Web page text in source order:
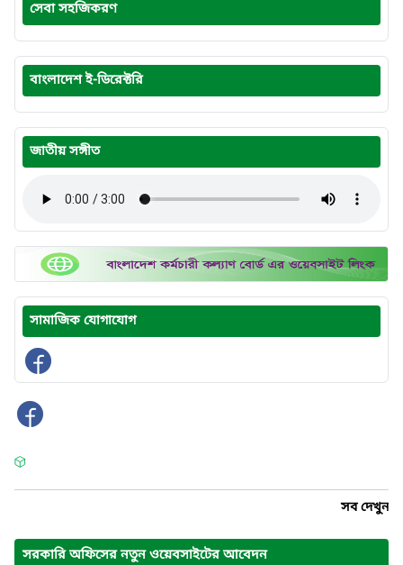
সেবা সহজিকরণ
বাংলাদেশ ই-ডিরেক্টরি
জাতীয় সঙ্গীত
সামাজিক যোগাযোগ
সব দেখুন
সরকারি অফিসের নতুন ওয়েবসাইটের আবেদন